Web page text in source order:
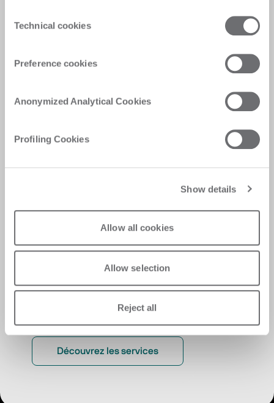
Click here to view the privacy policy.
Selection
Technical cookies
Preference cookies
Anonymized Analytical Cookies
Profiling Cookies
Show details
Allow all cookies
Allow selection
Reject all
Customer Care
Des solutions personnalisées, des réponses
rapides et efficaces, la numérisation des
expériences pour une satisfaction immédiate
Découvrez les services